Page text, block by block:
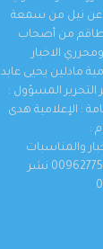
عن نيل من سمعة
طاقم من أصحاب
الاخبار
مادلين يحيى عابد
التحرير المسؤول :
: الإعلامية هدى
:
الاخبار والمناسبات
الأستاذ احمد صلاح الشوعاني : 00962775564852 نشر